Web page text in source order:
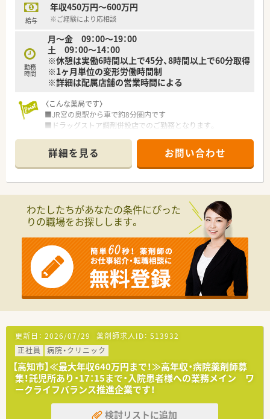
〈こんな方にもおススメ〉
■大手企業で安定した働き方を希望の方
■新しいポストやキャリアアップを目指したい方
などお気軽にお問い合わせください！
給与
年収450万円～600万円
※ご経験により応相談
勤務
時間
月～金 09：00〜19：00
土 09：00〜14：00
※休憩は実働6時間以上で45分、8時間以上で60分取得
※1ヶ月単位の変形労働時間制
※詳細は配属店舗の営業時間による
〈こんな薬局です〉
■JR宮の奥駅から車で約8分圏内です
■ドラッグストア調剤併設店でのご勤務となります。
処方箋枚数は16～20枚/日程です。
■薬剤師2名、事務1名体制が在籍しています。
〈業務内容〉
■調剤業務、レセコンを用いての処方箋入力などをお願いしま
す。
■創業205周年を迎える総合健康企業です。
■高知県内でドラッグストアを経営し、調剤併設店も展開してい
ます。
■医薬品から日用品、化粧品等も取扱があり幅広い業務に触れる
ことができます。
■薬剤師は新しいポストとなりますので、新たな挑戦をしたい方
に最適の環境です。調剤ご経験者であれば高年収が狙えます。
などの調剤設備も整っています。
■ドラッグストアでのご就業となりますので、医薬品から日用
品、化粧品等も取扱があり幅広い業務に触れることができます。
〈こんな方にもおススメ〉
■ゆったりとした職場をお探しの方
■ドラッグストアでのご勤務に興味のある方
■研修体制や福利厚生を重視したい方
詳細を見る お問い合わせ
わたしたちがあなたの条件にぴった
りの職場をお探しします。
更新日： 2026/07/29 薬剤師求人ID： 513932
正社員
病院・クリニック
【高知市】≪最大年収640万円まで！≫高年収・病院薬剤師募
集！託児所あり・17：15まで・入院患者様への業務メイン ワ
ークライフバランス推進企業です！
検討リストに追加